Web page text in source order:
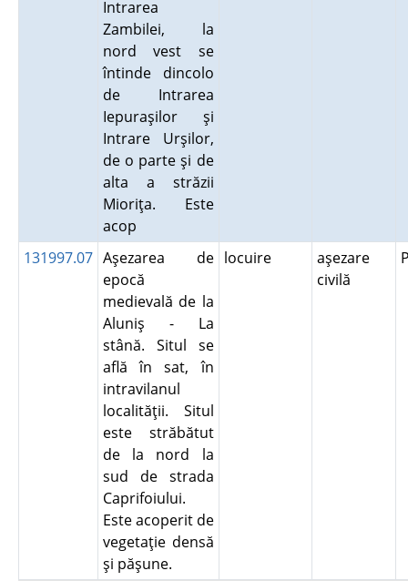
Intrarea
Zambilei, la
nord vest se
întinde dincolo
de Intrarea
Iepuraşilor şi
Intrare Urşilor,
de o parte şi de
alta a străzii
Mioriţa. Este
acop
131997.07 Aşezarea de
epocă
medievală de la
Aluniş - La
stână. Situl se
află în sat, în
intravilanul
localităţii. Situl
este străbătut
de la nord la
sud de strada
Caprifoiului.
Este acoperit de
vegetaţie densă
şi păşune.
locuire
aşezare
civilă